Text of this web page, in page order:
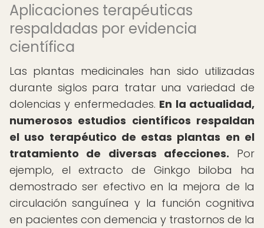
Aplicaciones terapéuticas
respaldadas por evidencia
científica
Las plantas medicinales han sido utilizadas
durante siglos para tratar una variedad de
dolencias y enfermedades. En la actualidad,
numerosos estudios científicos respaldan
el uso terapéutico de estas plantas en el
tratamiento de diversas afecciones. Por
ejemplo, el extracto de Ginkgo biloba ha
demostrado ser efectivo en la mejora de la
circulación sanguínea y la función cognitiva
en pacientes con demencia y trastornos de la